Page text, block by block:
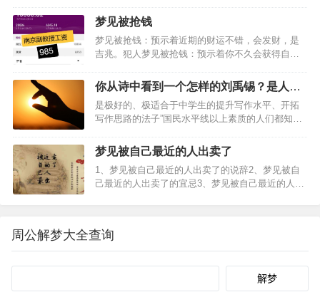
术流血，预示着做梦的人的运势不好，自己就会觉得非常的吃力。梦见
做手术流血的相关周公解梦， 1.梦见爸爸做手术…
梦见被抢钱
梦见被抢钱：预示着近期的财运不错，会发财，是
吉兆。犯人梦见被抢钱：预示着你不久会获得自
钱被抢男人梦见钱被抢：预示着你不久会出远门，
可以慢慢的等待。梦见钱包被抢梦见抢钱梦见被抢
钱：会有意外的收入。梦…
你从诗中看到一个怎样的刘禹锡？是人如
其文还是文如其人？
是极好的、极适合于中学生的提升写作水平、开拓
写作思路的法子”国民水平线以上素质的人们都知道
折枝写字时候在茫茫大地上最先写的一个字就是”至
今犹记那大雪飘飞里歪歪拙拙却认认真真的一笔一
画，记得那一笔一…
梦见被自己最近的人出卖了
1、梦见被自己最近的人出卖了的说辞2、梦见被自
己最近的人出卖了的宜忌3、梦见被自己最近的人出
人出卖了，说明经…
周公解梦大全查询